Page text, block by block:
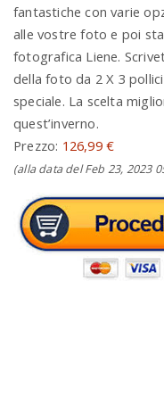
fantastiche con varie
alle vostre foto e poi
fotografica Liene.
della foto da 2 X 3
speciale. La scelta
quest’inverno.
Prezzo: 126,99 €
(alla data del Feb 23, 2023